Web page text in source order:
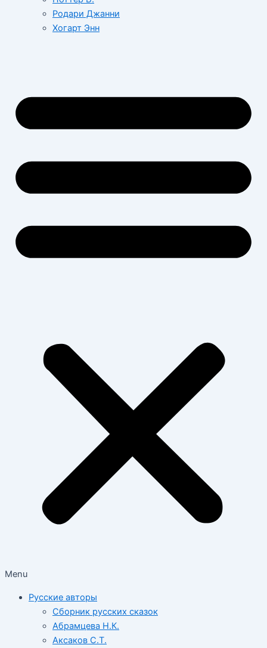
Родари Джанни
Хогарт Энн
Menu
Русские авторы
Сборник русских сказок
Абрамцева Н.К.
Аксаков С.Т.